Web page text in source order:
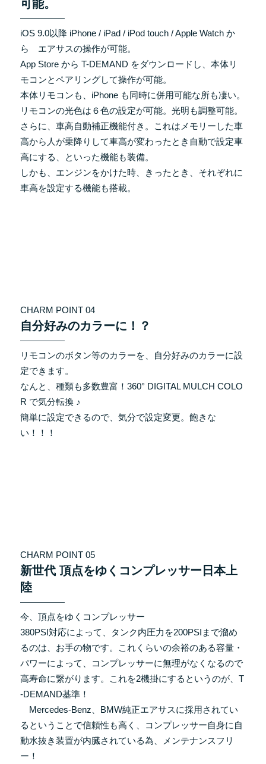
可能。
iOS 9.0以降 iPhone / iPad / iPod touch / Apple Watch か
ら エアサスの操作が可能。
App Store から T-DEMAND をダウンロードし、本体リ
モコンとペアリングして操作が可能。
本体リモコンも、iPhone も同時に併用可能な所も凄い。
リモコンの光色は６色の設定が可能。光明も調整可能。
さらに、車高自動補正機能付き。これはメモリーした車
高から人が乗降りして車高が変わったとき自動で設定車
高にする、といった機能も装備。
しかも、エンジンをかけた時、きったとき、それぞれに
車高を設定する機能も搭載。
CHARM POINT 04
自分好みのカラーに！？
リモコンのボタン等のカラーを、自分好みのカラーに設
定できます。
なんと、種類も多数豊富！360° DIGITAL MULCH COLO
R で気分転換 ♪
簡単に設定できるので、気分で設定変更。飽きな
い！！！
CHARM POINT 05
新世代 頂点をゆくコンプレッサー日本上
陸
今、頂点をゆくコンプレッサー
380PSI対応によって、タンク内圧力を200PSIまで溜め
るのは、お手の物です。これくらいの余裕のある容量・
パワーによって、コンプレッサーに無理がなくなるので
高寿命に繋がります。これを2機掛にするというのが、T
-DEMAND基準！
Mercedes-Benz、BMW純正エアサスに採用されてい
るということで信頼性も高く、コンプレッサー自身に自
動水抜き装置が内臓されている為、メンテナンスフリ
ー！